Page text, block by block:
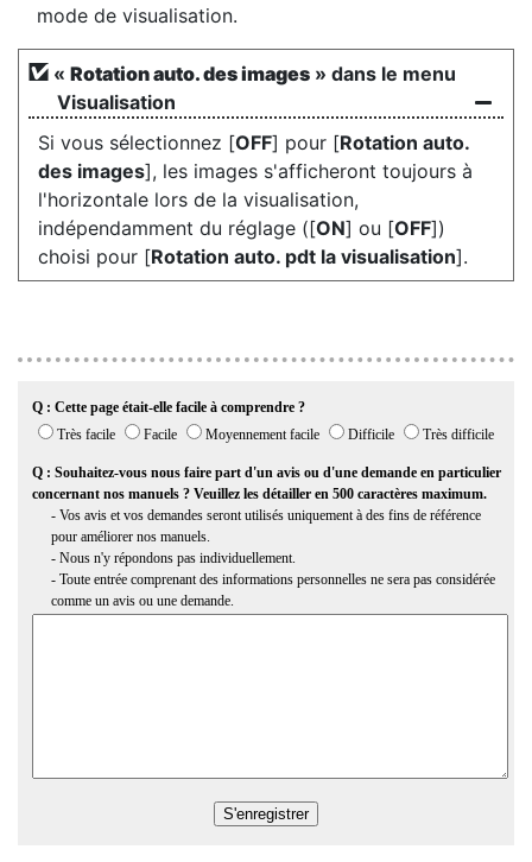
mode de visualisation.
« Rotation auto. des images » dans le menu
Visualisation
Si vous sélectionnez [OFF] pour [Rotation auto.
des images], les images s'afficheront toujours à
l'horizontale lors de la visualisation,
indépendamment du réglage ([ON] ou [OFF])
choisi pour [Rotation auto. pdt la visualisation].